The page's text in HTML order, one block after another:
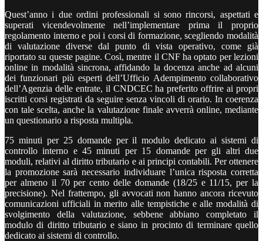
Quest’anno i due ordini professionali si sono rincorsi, aspettati e
superati vicendevolmente nell’implementare prima il proprio
regolamento interno e poi i corsi di formazione, scegliendo modalità
di valutazione diverse dal punto di vista operativo, come già
riportato su queste pagine. Così, mentre il CNF ha optato per lezioni
online in modalità sincrona, affidando la docenza anche ad alcuni
dei funzionari più esperti dell’Ufficio Adempimento collaborativo
dell’Agenzia delle entrate, il CNDCEC ha preferito offrire ai propri
iscritti corsi registrati da seguire senza vincoli di orario. In coerenza
con tale scelta, anche la valutazione finale avverrà online, mediante
un questionario a risposta multipla.
75 minuti per 25 domande per il modulo dedicato ai sistemi di
controllo interno e 45 minuti per 15 domande per gli altri due
moduli, relativi al diritto tributario e ai principi contabili. Per ottenere
la promozione sarà necessario individuare l’unica risposta corretta
per almeno il 70 per cento delle domande (18/25 e 11/15, per la
precisione). Nel frattempo, gli avvocati non hanno ancora ricevuto
comunicazioni ufficiali in merito alle tempistiche e alle modalità di
svolgimento della valutazione, sebbene abbiano completato il
modulo di diritto tributario e siano in procinto di terminare quello
dedicato ai sistemi di controllo.